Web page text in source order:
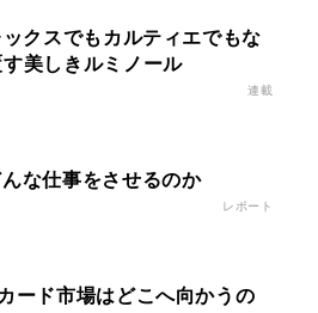
クスでもカルティエでもな
美しきルミノール
連載
な仕事をさせるのか
レポート
ード市場はどこへ向かうの